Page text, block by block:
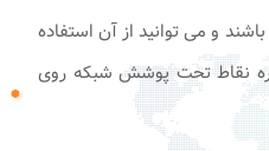
و می توانید از آن استفاده
نقاط تحت پوشش شبکه روی